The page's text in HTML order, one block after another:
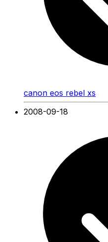
canon eos rebel xs
2008-09-18